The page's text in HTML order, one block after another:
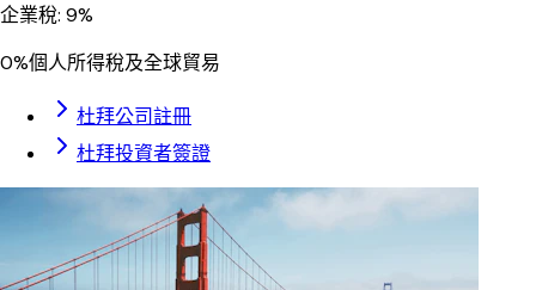
企業稅: 9%
0%個人所得稅及全球貿易
杜拜公司註冊
杜拜投資者簽證